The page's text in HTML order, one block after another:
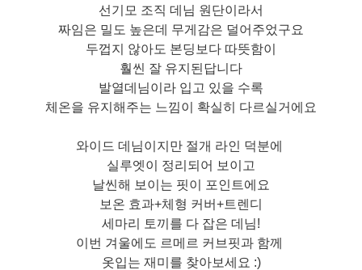
선기모 조직 데님 원단이라서
짜임은 밀도 높은데 무게감은 덜어주었구요
두껍지 않아도 본딩보다 따뜻함이
훨씬 잘 유지된답니다
발열데님이라 입고 있을 수록
체온을 유지해주는 느낌이 확실히 다르실거에요
와이드 데님이지만 절개 라인 덕분에
실루엣이 정리되어 보이고
날씬해 보이는 핏이 포인트에요
보온 효과+체형 커버+트렌디
세마리 토끼를 다 잡은 데님!
이번 겨울에도 르메르 커브핏과 함께
옷입는 재미를 찾아보세요 :)